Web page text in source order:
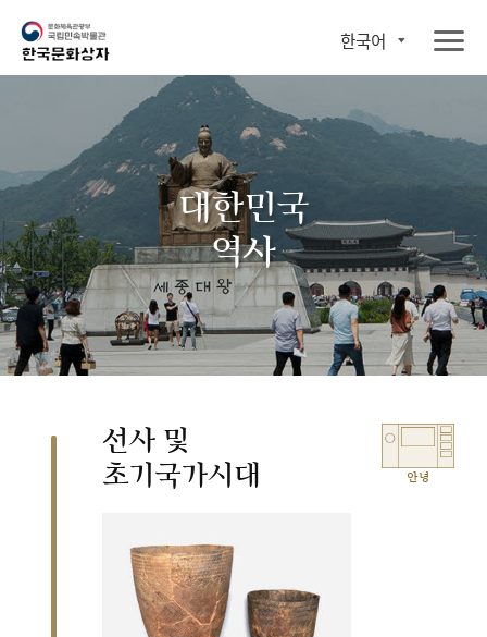
한국어
대한민국
역사
안녕
선사 및
초기국가시대